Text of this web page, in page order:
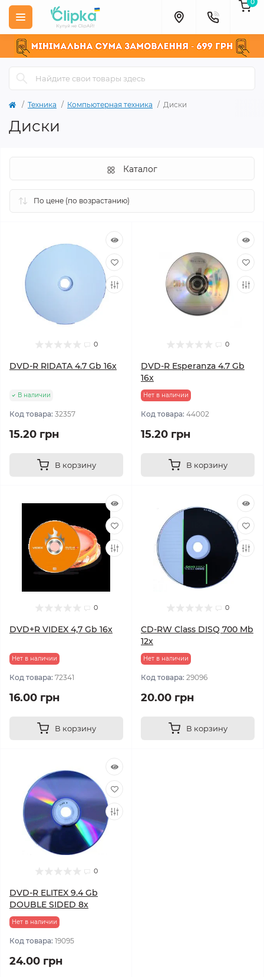
Техника Компьютерная техника Диски
Диски
Каталог
0
DVD-R RIDATA 4.7 Gb 16х
В наличии
Код товара: 32357
15.20 грн
В корзину
0
DVD-R Esperanza 4.7 Gb
16х
Нет в наличии
Код товара: 44002
15.20 грн
В корзину
0
DVD+R VIDEX 4,7 Gb 16х
Нет в наличии
Код товара: 72341
16.00 грн
В корзину
0
CD-RW Class DISQ 700 Mb
12х
Нет в наличии
Код товара: 29096
20.00 грн
В корзину
0
DVD-R ELITEX 9.4 Gb
DOUBLE SIDED 8х
Нет в наличии
Код товара: 19095
24.00 грн